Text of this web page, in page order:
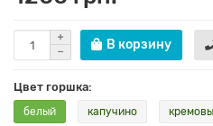
В корзину
Цвет горшка:
белый капучино